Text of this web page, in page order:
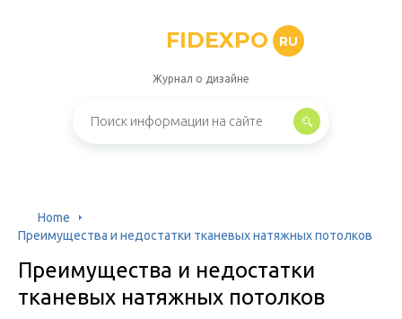
FIDEXPO RU
Журнал о дизайне
Home
Преимущества и недостатки тканевых натяжных потолков
Преимущества и недостатки
тканевых натяжных потолков